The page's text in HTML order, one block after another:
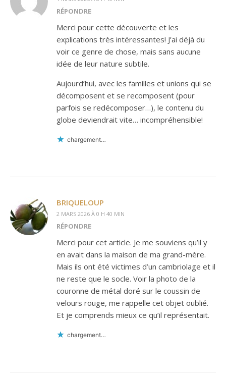
RÉPONDRE
Merci pour cette découverte et les
explications très intéressantes! J’ai déjà du
voir ce genre de chose, mais sans aucune
idée de leur nature subtile.
Aujourd’hui, avec les familles et unions qui se
décomposent et se recomposent (pour
parfois se redécomposer…), le contenu du
globe deviendrait vite… incompréhensible!
chargement…
BRIQUELOUP
2 MARS 2026 À 0 H 40 MIN
RÉPONDRE
Merci pour cet article. Je me souviens qu’il y
en avait dans la maison de ma grand-mère.
Mais ils ont été victimes d’un cambriolage et il
ne reste que le socle. Voir la photo de la
couronne de métal doré sur le coussin de
velours rouge, me rappelle cet objet oublié.
Et je comprends mieux ce qu’il représentait.
chargement…